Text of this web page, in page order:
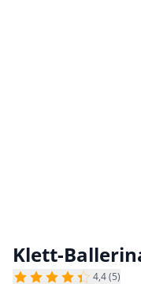
Klett-
4,4 (5)